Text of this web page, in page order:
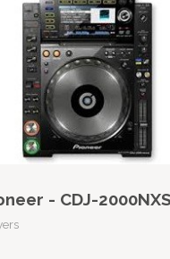
- CDJ-2000NXS